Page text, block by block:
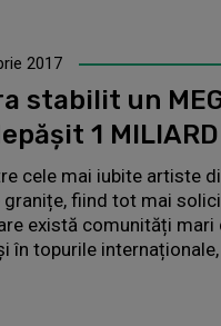
2017
stabilit un
1
cele mai iubite artiste
fiind tot mai
există comunități mari
în topurile